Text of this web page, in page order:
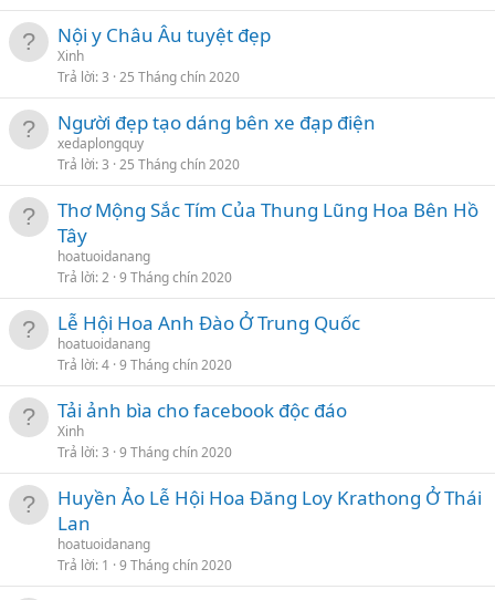
Nội y Châu Âu tuyệt đẹp
Xinh
Trả lời 3 25 Tháng chín 2020
Người đẹp tạo dáng bên xe đạp điện
xedaplongquy
Trả lời 3 25 Tháng chín 2020
Thơ Mộng Sắc Tím Của Thung Lũng Hoa Bên Hồ
Tây
hoatuoidanang
Trả lời 2 9 Tháng chín 2020
Lễ Hội Hoa Anh Đào Ở Trung Quốc
hoatuoidanang
Trả lời 4 9 Tháng chín 2020
Tải ảnh bìa cho facebook độc đáo
Xinh
Trả lời 3 9 Tháng chín 2020
Huyền Ảo Lễ Hội Hoa Đăng Loy Krathong Ở Thái
Lan
hoatuoidanang
Trả lời 1 9 Tháng chín 2020